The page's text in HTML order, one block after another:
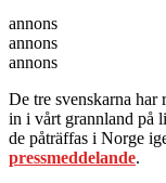
annons
annons
annons
De tre svenskarna har
in i vårt grannland på
de påträffas i Norge
pressmeddelande.